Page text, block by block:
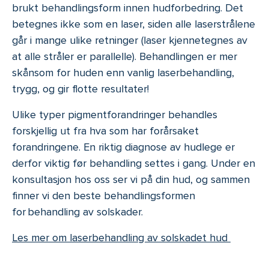
brukt behandlingsform innen hudforbedring. Det
betegnes ikke som en laser, siden alle laserstrålene
går i mange ulike retninger (laser kjennetegnes av
at alle stråler er parallelle). Behandlingen er mer
skånsom for huden enn vanlig laserbehandling,
trygg, og gir flotte resultater!
Ulike typer pigmentforandringer behandles
forskjellig ut fra hva som har forårsaket
forandringene. En riktig diagnose av hudlege er
derfor viktig før behandling settes i gang. Under en
konsultasjon hos oss ser vi på din hud, og sammen
finner vi den beste behandlingsformen
for behandling av solskader.
Les mer om laserbehandling av solskadet hud